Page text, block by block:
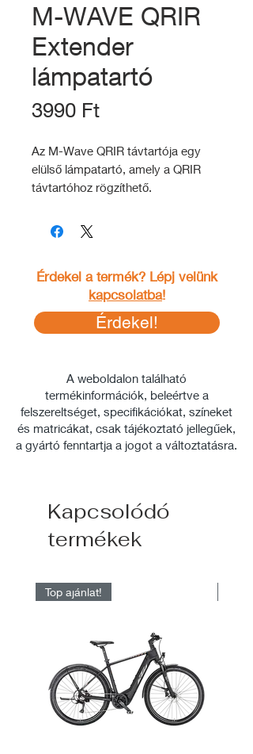
M-WAVE QRIR
Extender
lámpatartó
3990 FtÁr
Az M-Wave QRIR távtartója egy
elülső lámpatartó, amely a QRIR
távtartóhoz rögzíthető.
Érdekel a termék? Lépj velünk
kapcsolatba!
Érdekel!
A weboldalon található
termékinformációk, beleértve a
felszereltséget, specifikációkat, színeket
és matricákat, csak tájékoztató jellegűek,
a gyártó fenntartja a jogot a változtatásra.
Kapcsolódó
termékek
Top ajánlat!